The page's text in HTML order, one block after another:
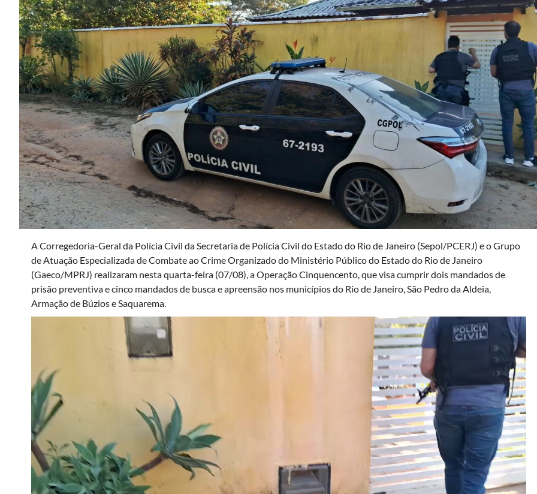
A Corregedoria-Geral da Polícia Civil da Secretaria de Polícia Civil do Estado do Rio de Janeiro (Sepol/PCERJ) e o Grupo
de Atuação Especializada de Combate ao Crime Organizado do Ministério Público do Estado do Rio de Janeiro
(Gaeco/MPRJ) realizaram nesta quarta-feira (07/08), a Operação Cinquencento, que visa cumprir dois mandados de
prisão preventiva e cinco mandados de busca e apreensão nos municípios do Rio de Janeiro, São Pedro da Aldeia,
Armação de Búzios e Saquarema.